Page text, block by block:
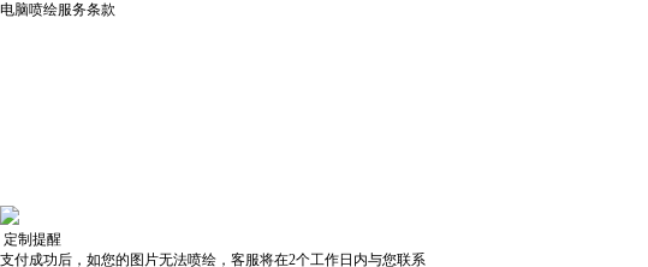
电脑喷绘服务条款
定制提醒
支付成功后，如您的图片无法喷绘，客服将在2个工作日内与您联系